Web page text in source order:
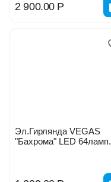
2 900.00 Р
Эл.Гирлянда VEGAS
"Бахрома" LED 64ламп.